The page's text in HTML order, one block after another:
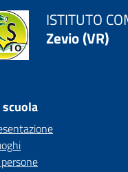
ISTITUTO
Zevio (VR)
scuola